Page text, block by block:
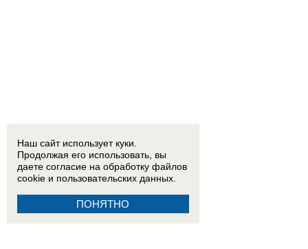
Наш сайт использует куки.
Продолжая его использовать, вы
даете согласие на обработку файлов
cookie и пользовательских данных.
ПОНЯТНО